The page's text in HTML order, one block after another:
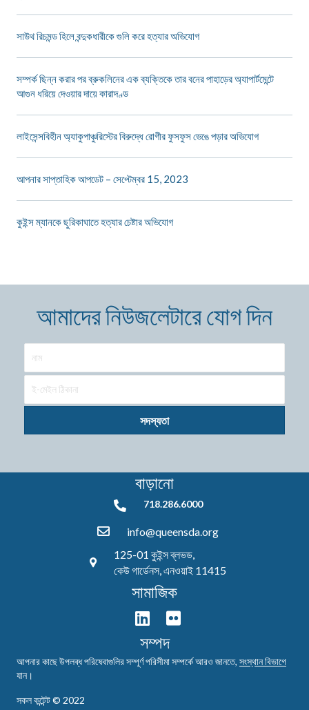
সাউথ রিচমন্ড হিলে বন্দুকধারীকে গুলি করে হত্যার অভিযোগ
সম্পর্ক ছিন্ন করার পর ব্রুকলিনের এক ব্যক্তিকে তার বনের পাহাড়ের অ্যাপার্টমেন্টে
আগুন ধরিয়ে দেওয়ার দায়ে কারাদণ্ড
লাইসেন্সবিহীন অ্যাকুপাঞ্চুরিস্টের বিরুদ্ধে রোগীর ফুসফুস ভেঙে পড়ার অভিযোগ
আপনার সাপ্তাহিক আপডেট – সেপ্টেম্বর 15, 2023
কুইন্স ম্যানকে ছুরিকাঘাতে হত্যার চেষ্টার অভিযোগ
আমাদের নিউজলেটারে যোগ দিন
সদস্যতা
বাড়ানো
718.286.6000718.286.6000
info@queensda.org
125-01 কুইন্স ব্লভড,
কেউ গার্ডেনস, এনওয়াই 11415
সামাজিক
সম্পদ
আপনার কাছে উপলব্ধ পরিষেবাগুলির সম্পূর্ণ পরিসীমা সম্পর্কে আরও জানতে, সংস্থান বিভাগে
যান।
সকল কন্টেন্ট © 2022